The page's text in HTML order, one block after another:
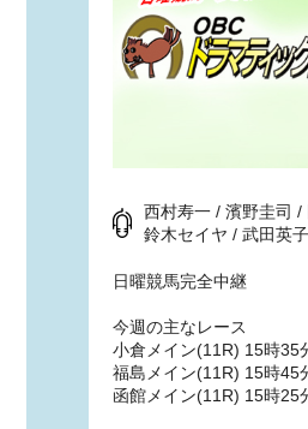
西村寿一 / 濱野圭司
鈴木セイヤ / 武田英子
日曜競馬完全中継
今週の主なレース
小倉メイン(11R) 15時35
福島メイン(11R) 15時45
函館メイン(11R) 15時25